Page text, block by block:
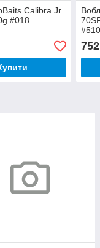
Calibra Jr.
#018
752